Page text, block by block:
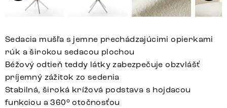
Sedacia mušľa s jemne prechádzajúcimi opierkami
rúk a širokou sedacou plochou
Béžový odtieň teddy látky zabezpečuje obzvlášť
príjemný zážitok zo sedenia
Stabilná, široká krížová podstava s hojdacou
funkciou a 360° otočnosťou